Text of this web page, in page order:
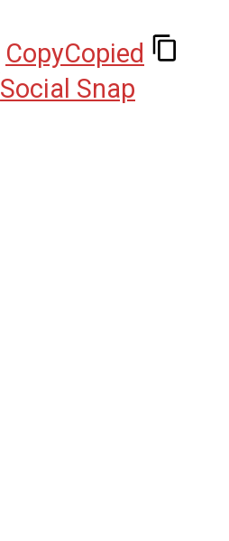
CopyCopied
Social Snap